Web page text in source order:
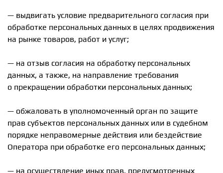
— выдвигать условие предварительного согласия при
обработке персональных данных в целях продвижения
на рынке товаров, работ и услуг;
— на отзыв согласия на обработку персональных
данных, а также, на направление требования
о прекращении обработки персональных данных;
— обжаловать в уполномоченный орган по защите
прав субъектов персональных данных или в судебном
порядке неправомерные действия или бездействие
Оператора при обработке его персональных данных;
— на осуществление иных прав, предусмотренных